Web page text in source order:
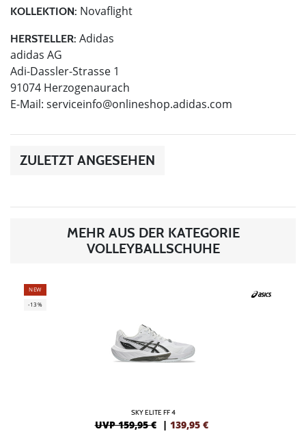
KOLLEKTION: Novaflight
HERSTELLER: Adidas
adidas AG
Adi-Dassler-Strasse 1
91074 Herzogenaurach
E-Mail: serviceinfo@onlineshop.adidas.com
ZULETZT ANGESEHEN
MEHR AUS DER KATEGORIE
VOLLEYBALLSCHUHE
NEW
-13%
SKY ELITE FF 4
UVP 159,95 € | 139,95 €